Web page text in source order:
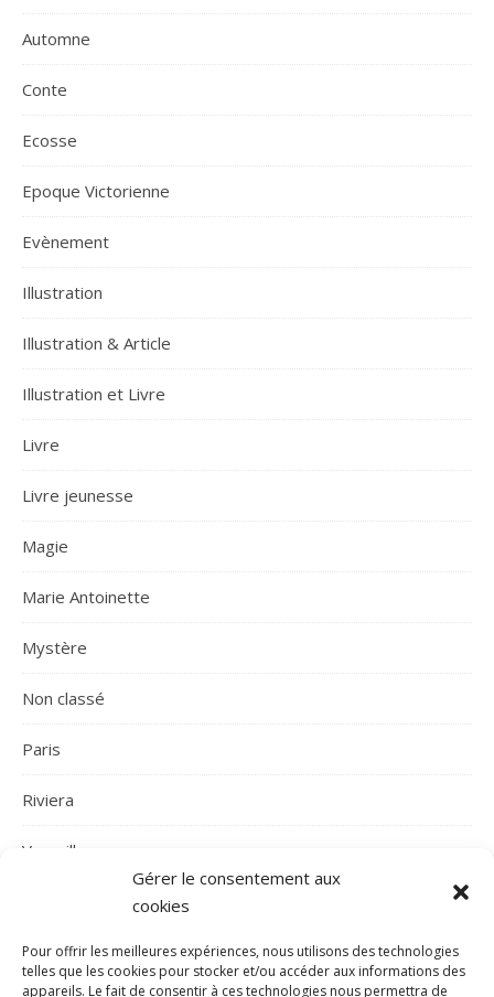
Gérer le consentement aux
cookies
Pour offrir les meilleures expériences, nous utilisons des technologies
telles que les cookies pour stocker et/ou accéder aux informations des
appareils. Le fait de consentir à ces technologies nous permettra de
Automne
Conte
Ecosse
Epoque Victorienne
Evènement
Illustration
Illustration & Article
Illustration et Livre
Livre
Livre jeunesse
Magie
Marie Antoinette
Mystère
Non classé
Paris
Riviera
Versailles